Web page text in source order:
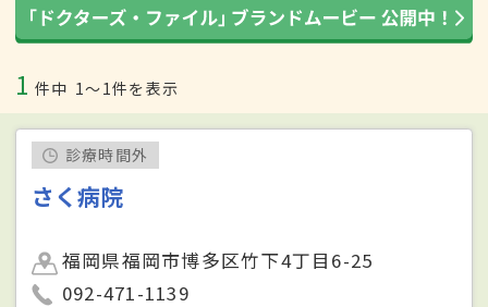
1 件中 1〜1件を表示
診療時間外
さく病院
福岡県福岡市博多区竹下4丁目6-25
092-471-1139